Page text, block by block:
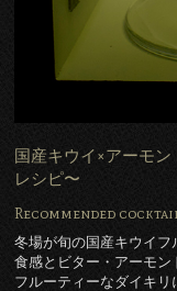
国産キウイ×アーモ
レシピ〜
Recommended
冬場が旬の国産キウイ
食感とビター・アーモ
フルーティーなダイキリ